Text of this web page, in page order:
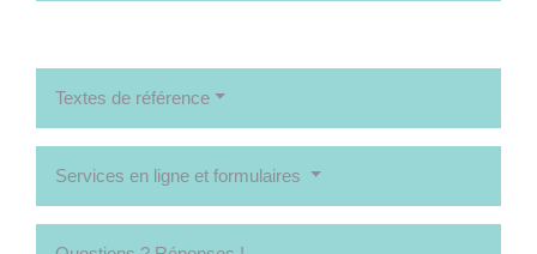
Textes de référence
Services en ligne et formulaires